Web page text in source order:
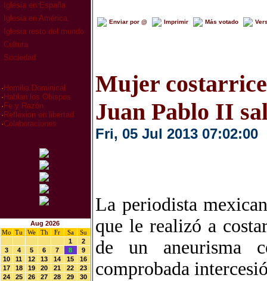
Iglesia en España
Iglesia en América
Iglesia resto del mundo
Cultura
Sociedad
· Homilia Dominical
· Hablan los Obispos
· Fe y Razón
· Reflexion en libertad
·Colaboraciones
Aug 2026
Mo
Tu We Th Fr Sa
Su
1
2
3
4 5 6 7 8
9
10
11 12 13 14 15
16
17
18 19 20 21 22
23
24
25 26 27 28 29
30
Enviar por @ Imprimir Más votado
Mujer
Juan Pablo II
Fri, 05 Jul 2013 07:02:00
La periodista
que le realizó a
de un aneurisma
comprobada